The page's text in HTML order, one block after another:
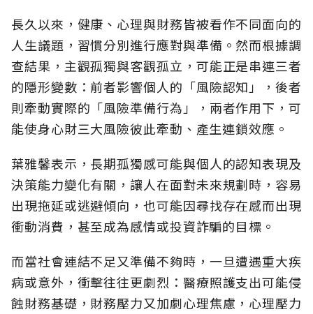
長久以來，健康、心理與財務皆被看作不同面向的
人生議題，習慣分別進行應對與準備。然而根據調
查結果，主觀孤獨與客觀孤立，可能正是串連三者
的隱形變數：前者影響個人的「風險認知」，後者
則牽動實際的「風險準備行為」，兩者作用下，可
能使身心財三大風險彼此牽動、產生連鎖效應。
葉雅馨表示，長期孤獨感可能與個人的認知表現及
決策能力變化有關，讓人在面對未來規劃時，容易
出現拖延或逃避傾向，也可能因尋找存在感而出現
衝動消費，甚至成為感情或投資詐騙的目標。
而當社會連結不足又準備不夠時，一旦遭遇重大疾
病或意外，衝擊往往更劇烈：醫療照護支出可能侵
蝕財務基礎，財務壓力又加劇心理焦慮，心理壓力